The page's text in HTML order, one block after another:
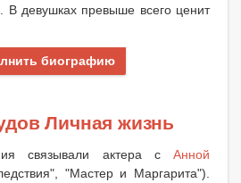
В девушках превыше всего ценит
биографию
Личная жизнь
связывали актера с Анной
"Мастер и Маргарита").